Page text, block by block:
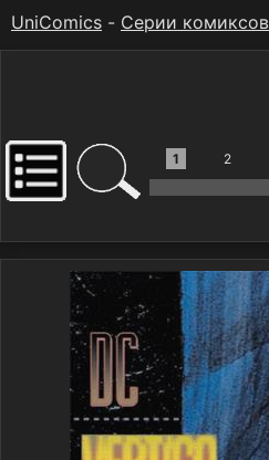
UniComics - Серии комиксов
1 2